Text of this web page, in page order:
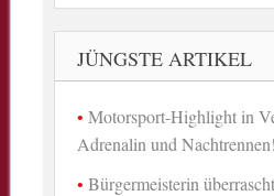
JÜNGSTE ARTIKEL
Motorsport-Highlight in
Adrenalin und Nachtrennen!
Bürgermeisterin